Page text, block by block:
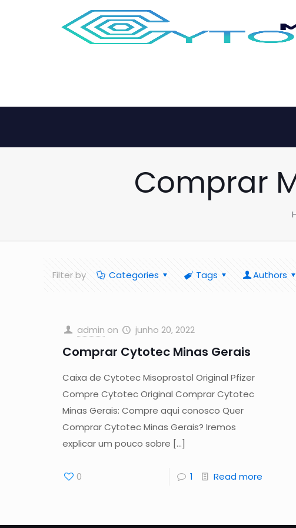
Comprar
Filter by Categories Tags Authors
admin on junho 20, 2022
Comprar Cytotec Minas Gerais
Caixa de Cytotec Misoprostol Original Pfizer
Compre Cytotec Original Comprar Cytotec
Minas Gerais: Compre aqui conosco Quer
Comprar Cytotec Minas Gerais? Iremos
explicar um pouco sobre […]
0 1 Read more